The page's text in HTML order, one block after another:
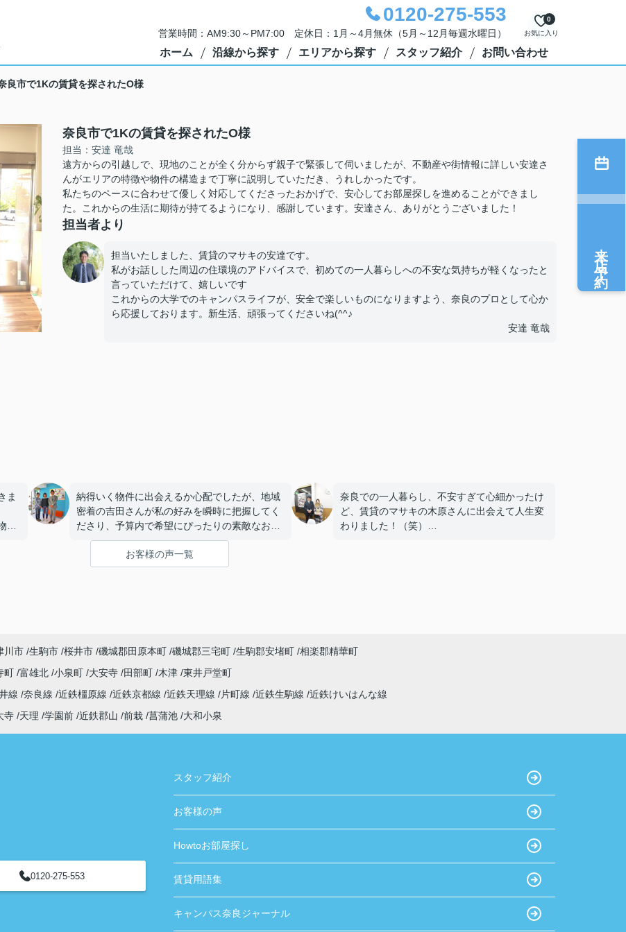
0120-275-553
営業時間：AM9:30～PM7:00 定休日：1月～4月無休（5月～12月毎週水曜日） お気に入り
0
ホーム 沿線から探す エリアから探す スタッフ紹介 お問い合わせ
良市で1Kの賃貸を探されたO様
奈良市で1Kの賃貸を探されたO様
担当：安達 竜哉
遠方からの引越しで、現地のことが全く分からず親子で緊張して伺いましたが、不動産や街情報に詳しい安達さ
んがエリアの特徴や物件の構造まで丁寧に説明していただき、うれしかったです。
私たちのペースに合わせて優しく対応してくださったおかげで、安心してお部屋探しを進めることができまし
た。これからの生活に期待が持てるようになり、感謝しています。安達さん、ありがとうございました！
担当者より
担当いたしました、賃貸のマサキの安達です。
私がお話しした周辺の住環境のアドバイスで、初めての一人暮らしへの不安な気持ちが軽くなったと
言っていただけて、嬉しいです
これからの大学でのキャンパスライフが、安全で楽しいものになりますよう、奈良のプロとして心か
ら応援しております。新生活、頑張ってくださいね(^^♪
安達 竜哉
ま
納得いく物件に出会えるか心配でしたが、地域
密着の吉田さんが私の好みを瞬時に把握してく
ださり、予算内で希望にぴったりの素敵なお部
屋があってすぐに気に入りました。
専門的なアドバイスがとても的確で、迷わず決
めることができました！
奈良での一人暮らし、不安すぎて心細かったけ
ど、賃貸のマサキの木原さんに出会えて人生変
わりました！（笑）
お客様の声一覧
来店予約
川市 生駒市 桜井市 磯城郡田原本町 磯城郡三宅町 生駒郡安堵町 相楽郡精華町
町 富雄北 小泉町 大安寺 田部町 木津 東井戸堂町
線 奈良線 近鉄橿原線 近鉄京都線 近鉄天理線 片町線 近鉄生駒線 近鉄けいはんな線
寺 天理 学園前 近鉄郡山 前栽 菖蒲池 大和小泉
0120-275-553
スタッフ紹介
お客様の声
Howtoお部屋探し
賃貸用語集
キャンパス奈良ジャーナル